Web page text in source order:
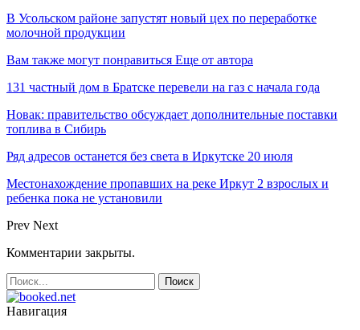
В Усольском районе запустят новый цех по переработке
молочной продукции
Вам также могут понравиться Еще от автора
131 частный дом в Братске перевели на газ с начала года
Новак: правительство обсуждает дополнительные поставки
топлива в Сибирь
Ряд адресов останется без света в Иркутске 20 июля
Местонахождение пропавших на реке Иркут 2 взрослых и
ребенка пока не установили
Prev Next
Комментарии закрыты.
Навигация